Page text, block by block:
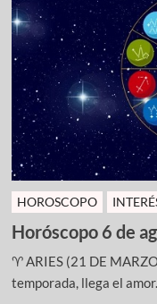
HOROSCOPO
Horóscopo 6 de
♈ ARIES (21 DE
temporada, llega el